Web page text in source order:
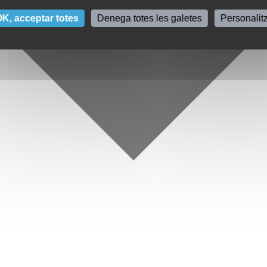
acceptar totes Denega totes les galetes